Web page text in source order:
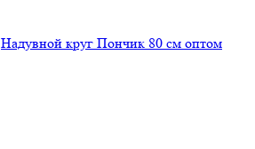
Надувной круг Пончик 80 см оптом